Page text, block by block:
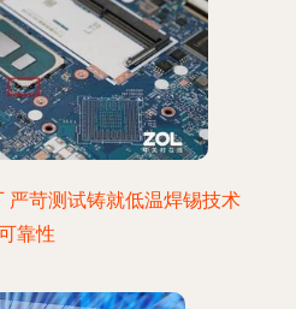
严苛测试铸就低温焊锡技术
靠性